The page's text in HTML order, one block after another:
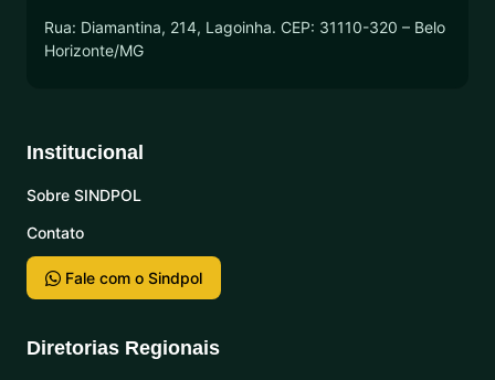
Rua: Diamantina, 214, Lagoinha. CEP: 31110-320 – Belo
Horizonte/MG
Institucional
Sobre SINDPOL
Contato
Fale com o Sindpol
Diretorias Regionais